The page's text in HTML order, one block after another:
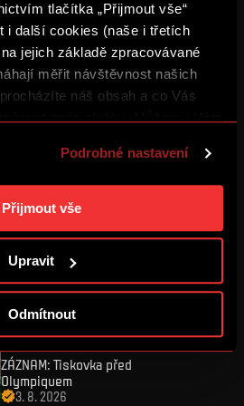
tlačítka „Přijmout vše“
i další cookies (naše i třetích
jejich základě zpracovávané
měřit návštěvnost našich
náš obsah a co Vás
preferencí. Jednotlivé
si můžete nastavit v
Nastavení cookies si můžete
úpravu provést a další
Podrobné nastavení
Přijmout vše
Upravit
Odmítnout
ZÁZNAM: Tiskovka po Lyonu
4. 8. 2026
Šlo to trefit i lépe
ZÁZNAM: Sparta – Olympique
BUĎ V TÝMU: FOCUS #3
3. 8. 2026
ZÁZNAM: Tiskovka před
Olympiquem
3. 8. 2026